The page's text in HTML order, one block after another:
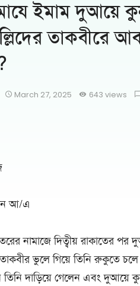
ইমাম দুআয়ে
তাকবীরে
March 27, 2025 643 views
আ/এ
নামাজে দিত্বীয় রাকাতের
ভুলে গিয়ে তিনি রুকুতে
দাড়িয়ে গেলেন এবং দুআয়ে